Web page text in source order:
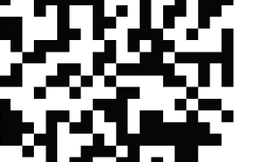
từ “cây nhà lá vườn”
bức tranh khởi nghiệp đổi mới sáng tạo
chưa có sự đột phá